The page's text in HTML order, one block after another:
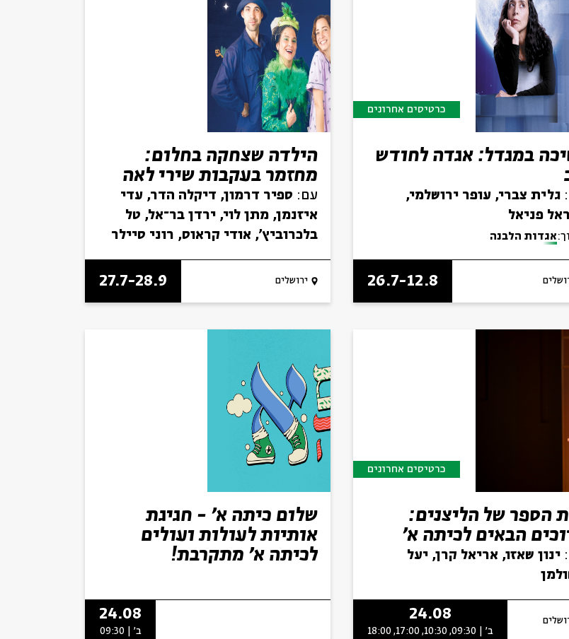
כרטיסים אחרונים
במגדל: אגדה לחודש
גלית צברי, עופר ירושלמי,
פניאל
אגדות הלבנה
26.7-12.8
הילדה שצחקה בחלום:
מחזמר בעקבות שירי לאה
גולדברג לילדים
עם: ספיר דרמון, דיקלה הדר, עדי
איזנמן, מתן לוי, ירדן בר־אל, טל
בלכרוביץ', אודי קראוס, רוני סיילר
ירושלים 27.7-28.9
כרטיסים אחרונים
הספר של הליצנים:
הבאים לכיתה א'
ינון שאזו, אריאל קרן, יעל
24.08
ב' | 09:30, 10:30, 17:00, 18:00
שלום כיתה א' - חגיגת
אותיות לעולות ועולים
לכיתה א' מתקרבת!
24.08
ב' | 09:30